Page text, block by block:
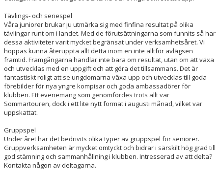
Tävlings- och seriespel
Våra juniorer brukar ju utmärka sig med finfina resultat på olika
tävlingar runt om i landet. Med de förutsättningarna som funnits så har
dessa aktiviteter varit mycket begränsat under verksamhetsåret. Vi
hoppas kunna återuppta allt detta inom en inte alltför avlägsen
framtid. Framgångarna handlar inte bara om resultat, utan om att växa
och utvecklas med en uppgift och att göra det tillsammans. Det är
fantastiskt roligt att se ungdomarna växa upp och utvecklas till goda
förebilder för nya yngre kompisar och goda ambassadörer för
klubben. Ett evenemang som genomfördes trots allt var
Sommartouren, dock i ett lite nytt format i augusti månad, vilket var
uppskattat.
Gruppspel
Under året har det bedrivits olika typer av gruppspel för seniorer.
Gruppverksamheten är mycket omtyckt och bidrar i särskilt hög grad till
god stämning och sammanhållning i klubben. Intresserad av att delta?
Kontakta någon av deltagarna.